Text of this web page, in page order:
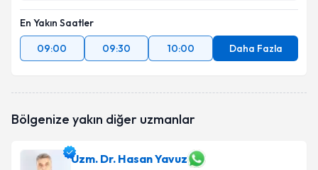
En Yakın Saatler
09:00
09:30 10:00 Daha Fazla
Bölgenize yakın diğer uzmanlar
Uzm. Dr. Hasan Yavuz